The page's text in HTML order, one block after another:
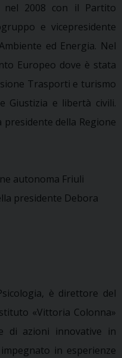
nel 2008 con il Partito
e vicepresidente
ed Energia. Nel
Europeo dove è stata
Trasporti e turismo
Giustizia e libertà civili.
presidente della Regione
autonoma Friuli
presidente Debora
è direttore del
«Vittoria Colonna»
di azioni innovative in
in esperienze